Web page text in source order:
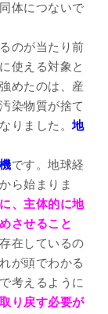
体につないで
のが当たり前
使える対象と
めたのは、産
染物質が捨て
りました。地
です。地球経
ら始まりま
、主体的に地
させること
在しているの
が頭でわかる
考えるように
り戻す必要が